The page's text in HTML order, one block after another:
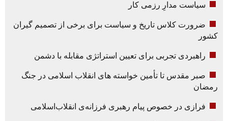
سیاست مدارِ رزمی کار
ضرورت کلاس تاریخ و سیاست برای برخی از تصمیم گیران
کشور
راهبردی تجربی برای تعیین استراتژی مقابله با دشمن
صبر مقدس تا تأمین خواسته های انقلاب اسلامی در جنگ
رمضان
فرازی در خصوص پیام رهبری فرزانه‌ی انقلاب‌اسلامی